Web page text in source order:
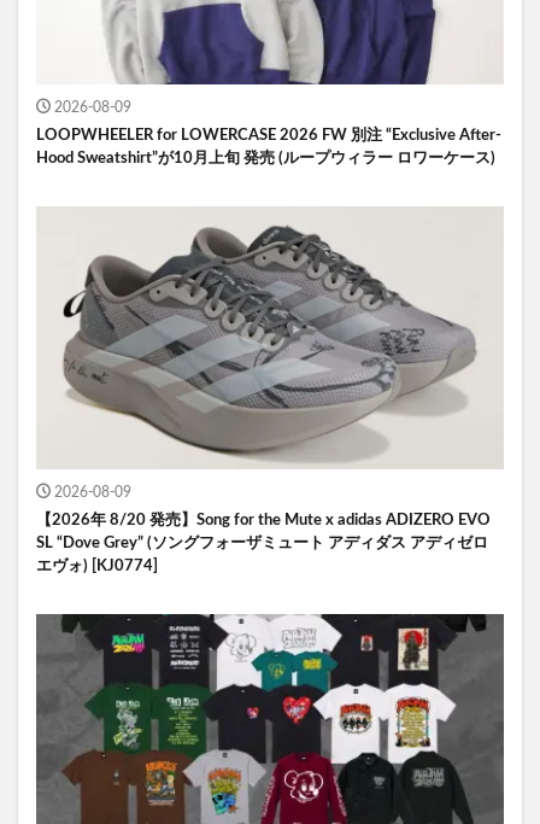
2026-08-09
LOOPWHEELER for LOWERCASE 2026 FW 別注 “Exclusive After-
Hood Sweatshirt”が10月上旬 発売 (ループウィラー ロワーケース)
2026-08-09
【2026年 8/20 発売】Song for the Mute x adidas ADIZERO EVO
SL “Dove Grey” (ソングフォーザミュート アディダス アディゼロ
エヴォ) [KJ0774]